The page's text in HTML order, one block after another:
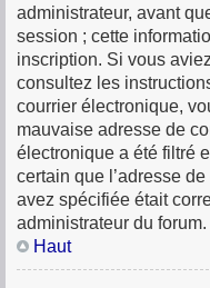
administrateur, avant
session ; cette
inscription. Si vous
consultez les
courrier électronique,
mauvaise adresse de
électronique a été filtré
certain que l’adresse
avez spécifiée était
administrateur du forum.
Haut